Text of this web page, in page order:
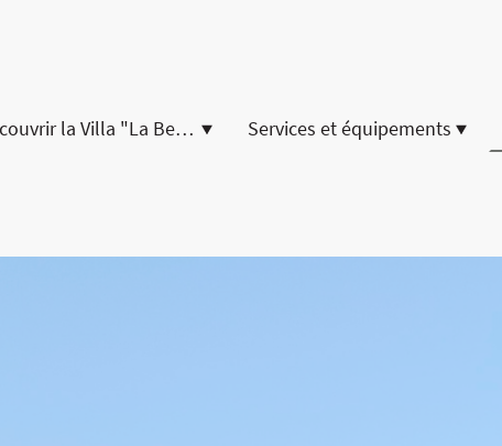
Découvrir la Villa "La Belle Vie" Gordes Services et équipements